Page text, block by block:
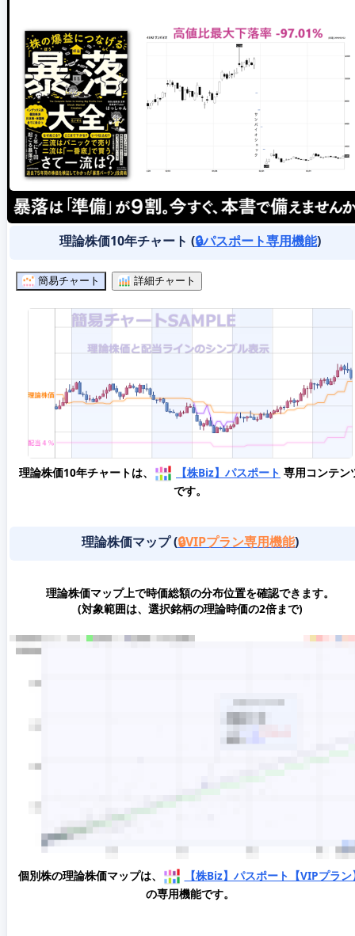
理論株価10年チャート (🔒パスポート専用機能)
簡易チャート 詳細チャート
理論株価10年チャートは、 【株Biz】パスポート 専用コンテン
です。
理論株価マップ (🔒VIPプラン専用機能)
理論株価マップ上で時価総額の分布位置を確認できます。
(対象範囲は、選択銘柄の理論時価の2倍まで)
個別株の理論株価マップは、
【株Biz】パスポート【VIPプラン
の専用機能です。